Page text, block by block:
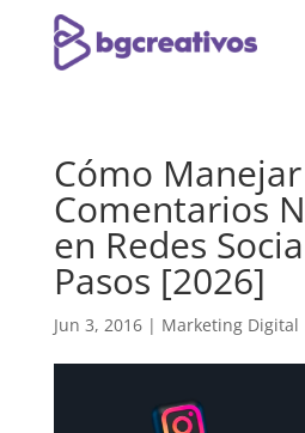
Cómo Manejar
Comentarios
en Redes
Pasos [2026]
Jun 3, 2016| Marketing Digital